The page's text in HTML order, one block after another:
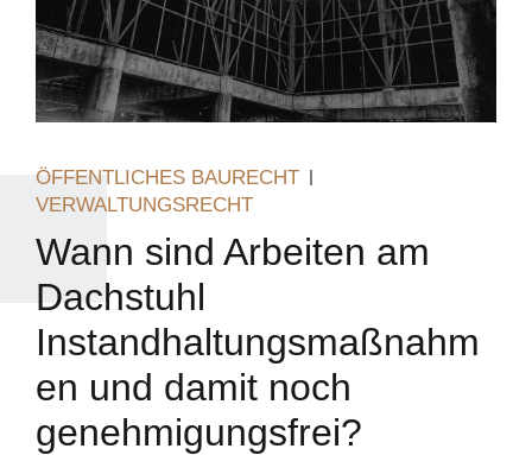
ÖFFENTLICHES BAURECHT
VERWALTUNGSRECHT
Wann sind Arbeiten am
Dachstuhl
Instandhaltungsmaßnahm
en und damit noch
genehmigungsfrei?